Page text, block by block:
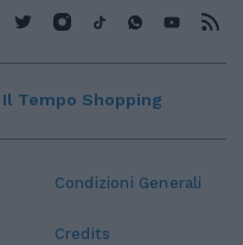
Condizioni Generali
Credits
Il Tempo Shopping